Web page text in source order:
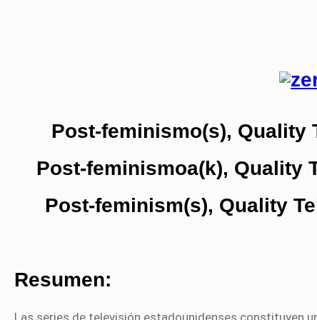
Post-feminismo(s), Quality
Post-feminismoa(k), Quality
Post-feminism(s), Quality
Resumen: